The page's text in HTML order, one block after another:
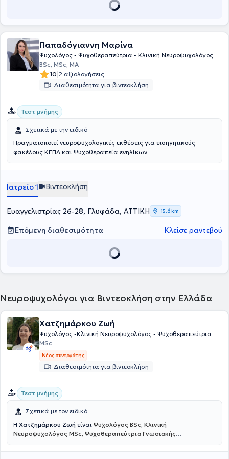
και .WAIS IV. Παρέχει πρακτική άσκηση σε φοιτητές πανεπιστημίων.
κέντρα. Παπαδόγιαννη Μαρίνα
Ψυχολόγος - Ψυχοθεραπεύτρια - Κλινική Νευροψυχολόγος
BSc, MSc, MA
10|2 αξιολογήσεις
Διαθεσιμότητα για βιντεοκλήση
Τεστ μνήμης
Σχετικά με την ειδικό
Πραγματοποιεί νευροψυχολογικές εκθέσεις για εισηγητικούς
φακέλους ΚΕΠΑ και Ψυχοθεραπεία ενηλίκων
Ιατρείο 1 Βιντεοκλήση
Ευαγγελιστρίας 26-28, Γλυφάδα, ΑΤΤΙΚΗ 15,6 km
Επόμενη διαθεσιμότητα Κλείσε ραντεβού
Νευροψυχολόγοι για Βιντεοκλήση στην Ελλάδα
Χατζημάρκου Ζωή
Ψυχολόγος -Κλινική Νευροψυχολόγος - Ψυχοθεραπεύτρια
MSc
Νέος συνεργάτης
Διαθεσιμότητα για βιντεοκλήση
Τεστ μνήμης
Σχετικά με τον ειδικό
Η Χατζημάρκου Ζωή είναι Ψυχολόγος BSc, Κλινική
Νευροψυχολόγος MSc, Ψυχοθεραπεύτρια Γνωσιακής
συνεδρίες. Είναι αριστούχος απόφοιτη του Αριστοτελείου